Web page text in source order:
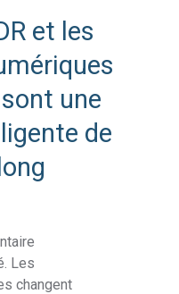
et les
une
de
Les
changent